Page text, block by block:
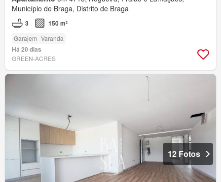
Município de Braga, Distrito de Braga
3 150 m²
Garajem Varanda
Há 20 dias
GREEN-ACRES
12 Fotos